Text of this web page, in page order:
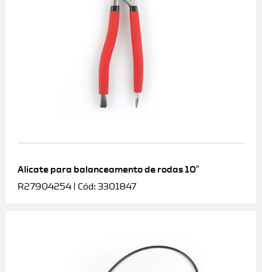
Alicate para balanceamento de rodas 10″
R27904254 | Cód: 3301847